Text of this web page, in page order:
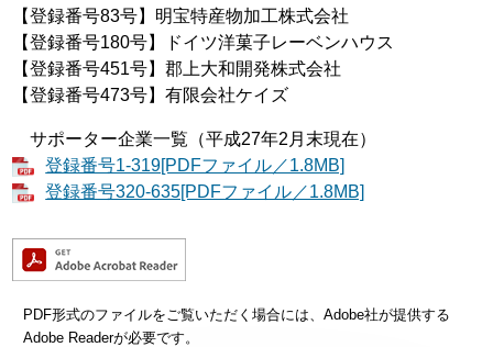
【登録番号83号】明宝特産物加工株式会社
【登録番号180号】ドイツ洋菓子レーベンハウス
【登録番号451号】郡上大和開発株式会社
【登録番号473号】有限会社ケイズ
サポーター企業一覧（平成27年2月末現在）
登録番号1-319[PDFファイル／1.8MB]
登録番号320-635[PDFファイル／1.8MB]
PDF形式のファイルをご覧いただく場合には、Adobe社が提供する
Adobe Readerが必要です。